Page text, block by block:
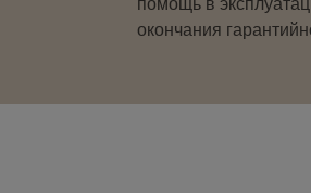
окончания